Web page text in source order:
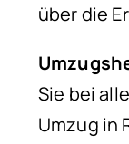
über die
Sie bei
Umzug in